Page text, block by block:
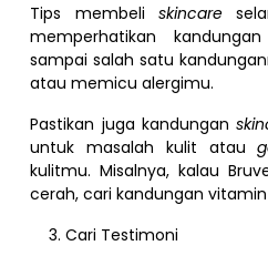
Tips membeli skincare
memperhatikan
sampai salah satu
atau memicu alergimu.
Pastikan juga kandungan
untuk masalah kulit atau
kulitmu. Misalnya, kalau
cerah, cari kandungan
Cari Testimoni